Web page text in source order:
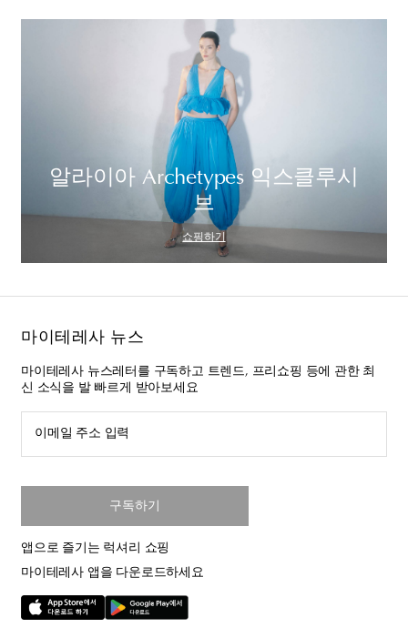
알라이아 Archetypes 익스클루시
브
쇼핑하기
마이테레사 뉴스
마이테레사 뉴스레터를 구독하고 트렌드, 프리쇼핑 등에 관한 최
신 소식을 발 빠르게 받아보세요
이메일 주소 입력
구독하기
앱으로 즐기는 럭셔리 쇼핑
마이테레사 앱을 다운로드하세요